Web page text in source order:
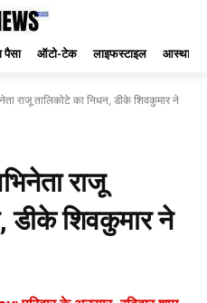
ऑटो-टेक लाइफस्टाइल आस्था
राजू तालिकोटे का निधन, डीके शिवकुमार ने
राजू
डीके शिवकुमार ने